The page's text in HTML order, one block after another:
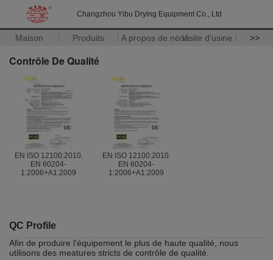
Changzhou Yibu Drying Equipment Co., Ltd
Maison Produits A propos de nousVisite d'usine >>
Contrôle De Qualité
EN ISO 12100:2010.
EN 60204-
1:2006+A1:2009
EN ISO 12100:2010.
EN 60204-
1:2006+A1:2009
QC Profile
Afin de produire l'équipement le plus de haute qualité, nous
utilisons des meatures stricts de contrôle de qualité.